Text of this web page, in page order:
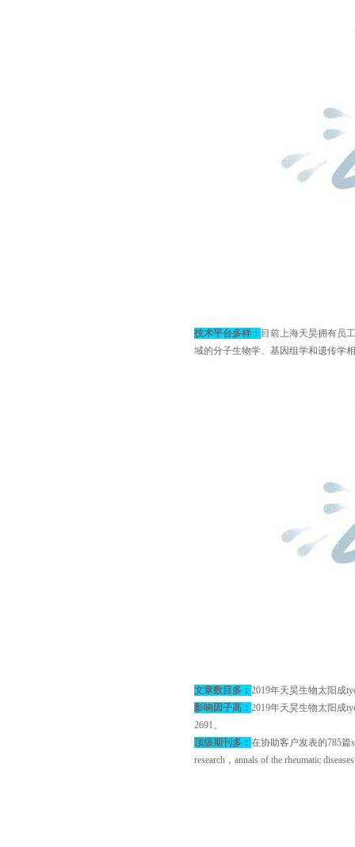
技术平台多样： 目前上海天昊拥有员
域的分子生物学、基因组学和遗传学
文章数目多： 2019年天昊生物太阳成
影响因子高： 2019年天昊生物太阳成
2691。
顶级期刊多： 在协助客户发表的785篇
research ，annals of the rheumatic